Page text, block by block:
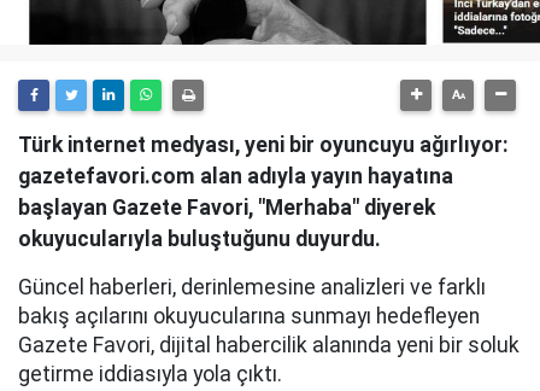
Türk internet medyası, yeni bir oyuncuyu ağırlıyor:
gazetefavori.com alan adıyla yayın hayatına
başlayan Gazete Favori, "Merhaba" diyerek
okuyucularıyla buluştuğunu duyurdu.
Güncel haberleri, derinlemesine analizleri ve farklı
bakış açılarını okuyucularına sunmayı hedefleyen
Gazete Favori, dijital habercilik alanında yeni bir soluk
getirme iddiasıyla yola çıktı.